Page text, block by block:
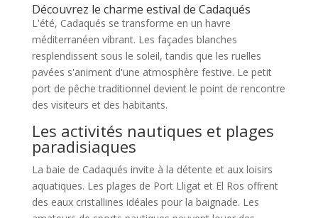
Découvrez le charme estival de Cadaqués
L'été, Cadaqués se transforme en un havre
méditerranéen vibrant. Les façades blanches
resplendissent sous le soleil, tandis que les ruelles
pavées s'animent d'une atmosphère festive. Le petit
port de pêche traditionnel devient le point de rencontre
des visiteurs et des habitants.
Les activités nautiques et plages
paradisiaques
La baie de Cadaqués invite à la détente et aux loisirs
aquatiques. Les plages de Port Lligat et El Ros offrent
des eaux cristallines idéales pour la baignade. Les